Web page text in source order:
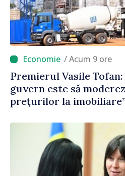
/ Acum 9 ore
Premierul Vasile
guvern este să
prețurilor la